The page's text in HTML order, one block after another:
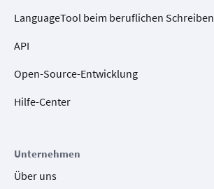
LanguageTool beim beruflichen Schreiben
API
Open-Source-Entwicklung
Hilfe-Center
Unternehmen
Über uns